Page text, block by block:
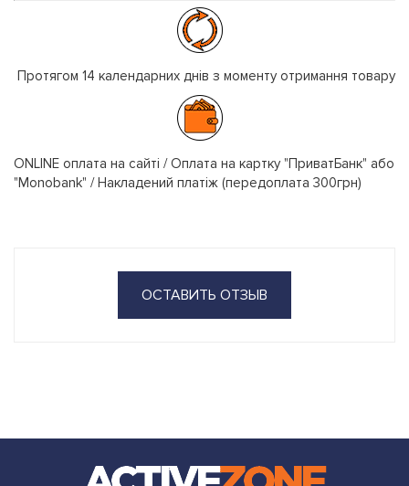
Протягом 14 календарних днів з моменту отримання товару
ONLINE оплата на сайті / Оплата на картку "ПриватБанк" або
"Monobank" / Накладений платіж (передоплата 300грн)
ОСТАВИТЬ ОТЗЫВ